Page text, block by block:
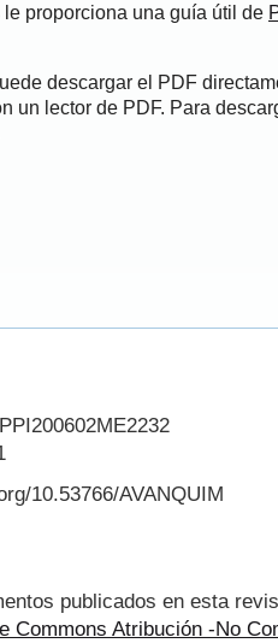
proporciona una guía útil de
descargar el PDF
un lector de PDF. Para
10.53766/AVANQUIM
publicados en esta
Commons Atribución -No